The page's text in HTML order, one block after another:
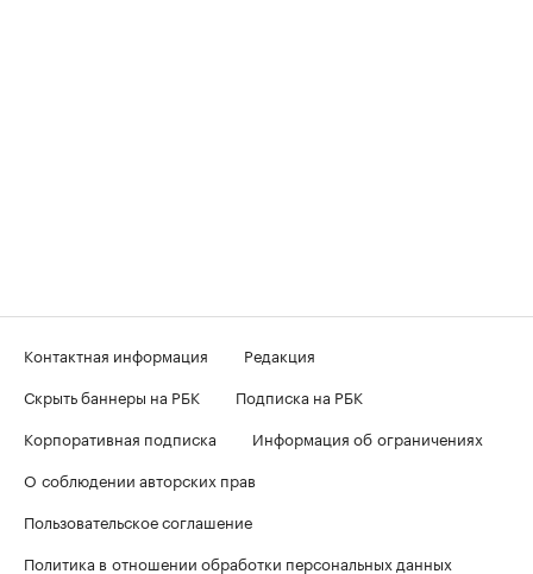
Контактная информация
Редакция
Скрыть баннеры на РБК
Подписка на РБК
Корпоративная подписка
Информация об ограничениях
О соблюдении авторских прав
Пользовательское соглашение
Политика в отношении обработки персональных данных